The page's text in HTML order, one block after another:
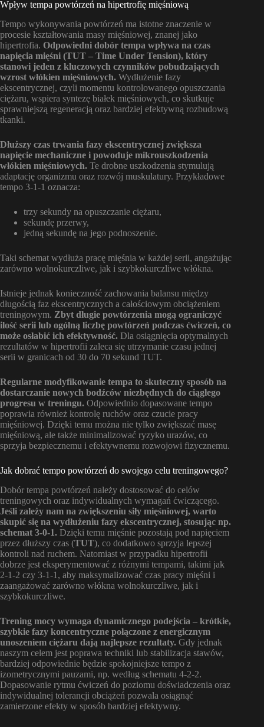
Wpływ tempa powtórzeń na hipertrofię mięśniową
Tempo wykonywania powtórzeń ma istotne znaczenie w
procesie kształtowania masy mięśniowej, znanej jako
hipertrofia. Odpowiedni dobór tempa wpływa na czas
napięcia mięśni (TUT – Time Under Tension), który
stanowi jeden z kluczowych czynników pobudzających
wzrost włókien mięśniowych. Wydłużenie fazy
ekscentrycznej, czyli momentu kontrolowanego opuszczania
ciężaru, wspiera syntezę białek mięśniowych, co skutkuje
sprawniejszą regeneracją oraz bardziej efektywną rozbudową
tkanki.
Dłuższy czas trwania fazy ekscentrycznej zwiększa
napięcie mechaniczne i powoduje mikrouszkodzenia
włókien mięśniowych. Te drobne uszkodzenia stymulują
adaptację organizmu oraz rozwój muskulatury. Przykładowe
tempo 3-1-1 oznacza:
trzy sekundy na opuszczanie ciężaru,
sekundę przerwy,
jedną sekundę na jego podnoszenie.
Taki schemat wydłuża pracę mięśnia w każdej serii, angażując
zarówno wolnokurczliwe, jak i szybkokurczliwe włókna.
Istnieje jednak konieczność zachowania balansu między
długością faz ekscentrycznych a całościowym obciążeniem
treningowym. Zbyt długie powtórzenia mogą ograniczyć
ilość serii lub ogólną liczbę powtórzeń podczas ćwiczeń, co
może osłabić ich efektywność. Dla osiągnięcia optymalnych
rezultatów w hipertrofii zaleca się utrzymanie czasu jednej
serii w granicach od 30 do 70 sekund TUT.
Regularne modyfikowanie tempa to skuteczny sposób na
dostarczanie nowych bodźców niezbędnych do ciągłego
progresu w treningu. Odpowiednio dopasowane tempo
poprawia również kontrolę ruchów oraz czucie pracy
mięśniowej. Dzięki temu można nie tylko zwiększać masę
mięśniową, ale także minimalizować ryzyko urazów, co
sprzyja bezpiecznemu i efektywnemu rozwojowi fizycznemu.
Jak dobrać tempo powtórzeń do swojego celu treningowego?
Dobór tempa powtórzeń należy dostosować do celów
treningowych oraz indywidualnych wymagań ćwiczącego.
Jeśli zależy nam na zwiększeniu siły mięśniowej, warto
skupić się na wydłużeniu fazy ekscentrycznej, stosując np.
schemat 3-0-1. Dzięki temu mięśnie pozostają pod napięciem
przez dłuższy czas (TUT), co dodatkowo sprzyja lepszej
kontroli nad ruchem. Natomiast w przypadku hipertrofii
dobrze jest eksperymentować z różnymi tempami, takimi jak
2-1-2 czy 3-1-1, aby maksymalizować czas pracy mięśni i
zaangażować zarówno włókna wolnokurczliwe, jak i
szybkokurczliwe.
Trening mocy wymaga dynamicznego podejścia – krótkie,
szybkie fazy koncentryczne połączone z energicznym
unoszeniem ciężaru dają najlepsze rezultaty. Gdy jednak
naszym celem jest poprawa techniki lub stabilizacja stawów,
bardziej odpowiednie będzie spokojniejsze tempo z
izometrycznymi pauzami, np. według schematu 4-2-2.
Dopasowanie rytmu ćwiczeń do poziomu doświadczenia oraz
indywidualnej tolerancji obciążeń pozwala osiągnąć
zamierzone efekty w sposób bardziej efektywny.